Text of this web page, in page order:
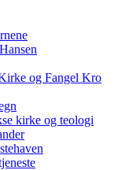
og Fangel Kro
kirke og teologi